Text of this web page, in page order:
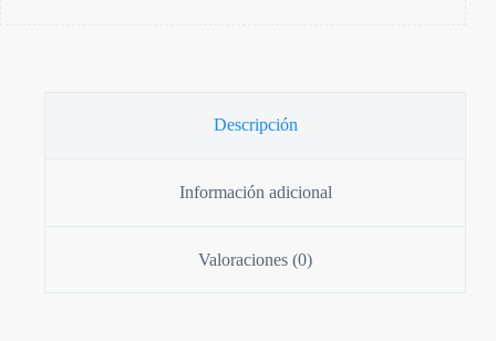
Descripción
Información adicional
Valoraciones (0)